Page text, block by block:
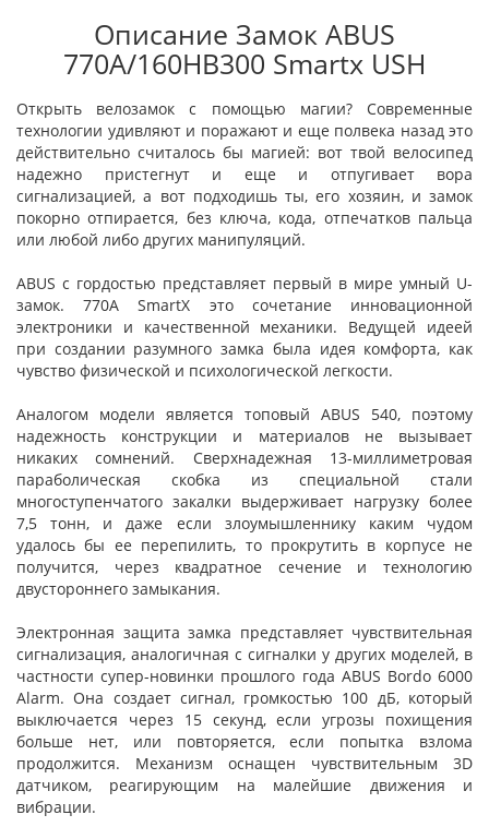
Описание Замок ABUS
770A/160HB300 Smartx USH
Открыть велозамок с помощью магии? Современные
технологии удивляют и поражают и еще полвека назад это
действительно считалось бы магией: вот твой велосипед
надежно пристегнут и еще и отпугивает вора
сигнализацией, а вот подходишь ты, его хозяин, и замок
покорно отпирается, без ключа, кода, отпечатков пальца
или любой либо других манипуляций.
ABUS с гордостью представляет первый в мире умный U-
замок. 770A SmartX это сочетание инновационной
электроники и качественной механики. Ведущей идеей
при создании разумного замка была идея комфорта, как
чувство физической и психологической легкости.
Аналогом модели является топовый ABUS 540, поэтому
надежность конструкции и материалов не вызывает
никаких сомнений. Сверхнадежная 13-миллиметровая
параболическая скобка из специальной стали
многоступенчатого закалки выдерживает нагрузку более
7,5 тонн, и даже если злоумышленнику каким чудом
удалось бы ее перепилить, то прокрутить в корпусе не
получится, через квадратное сечение и технологию
двустороннего замыкания.
Электронная защита замка представляет чувствительная
сигнализация, аналогичная с сигналки у других моделей, в
частности супер-новинки прошлого года ABUS Bordo 6000
Alarm. Она создает сигнал, громкостью 100 дБ, который
выключается через 15 секунд, если угрозы похищения
больше нет, или повторяется, если попытка взлома
продолжится. Механизм оснащен чувствительным 3D
датчиком, реагирующим на малейшие движения и
вибрации.